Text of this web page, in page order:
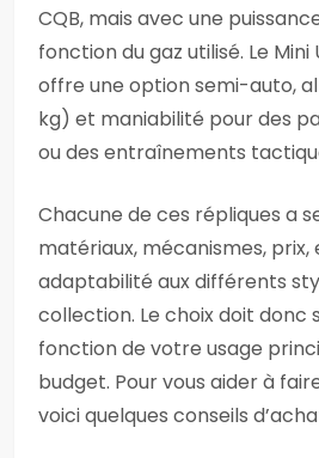
CQB, mais avec une
fonction du gaz utilisé. Le Mini
offre une option semi-auto,
kg) et maniabilité pour des
ou des entraînements
Chacune de ces répliques a
matériaux, mécanismes,
adaptabilité aux différents
collection. Le choix doit donc
fonction de votre usage
budget. Pour vous aider à
voici quelques conseils